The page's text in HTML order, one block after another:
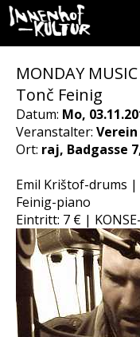
MONDAY
Tonč Feinig
Datum: Mo,
Veranstalter:
Ort: raj, Badgasse
Emil Krištof-drums
Feinig-piano
Eintritt: 7 € |